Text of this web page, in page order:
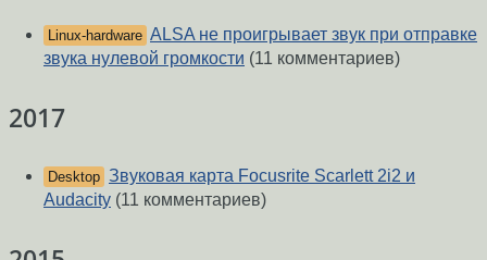
Linux-hardware ALSA не проигрывает звук при отправке
звука нулевой громкости (11 комментариев)
2017
Desktop Звуковая карта Focusrite Scarlett 2i2 и
Audacity (11 комментариев)